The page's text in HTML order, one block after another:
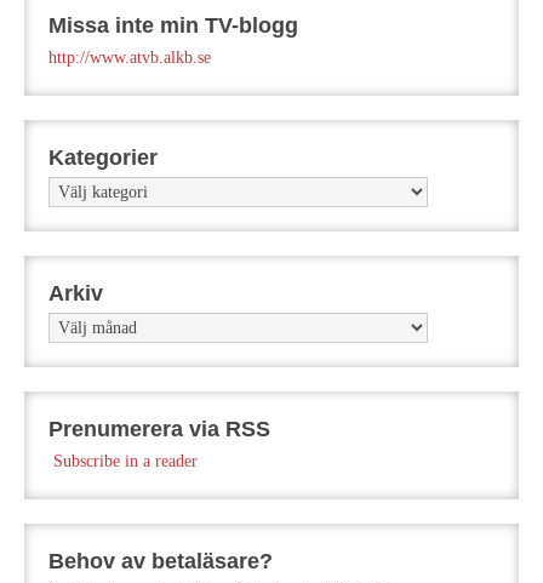
Missa inte min TV-blogg
http://www.atvb.alkb.se
Kategorier
Kategorier
Arkiv
Arkiv
Prenumerera via RSS
Subscribe in a reader
Behov av betaläsare?